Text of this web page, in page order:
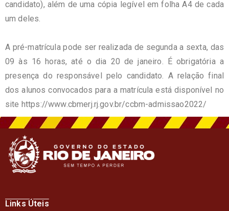
candidato), além de uma cópia legível em folha A4 de cada
um deles.
A pré-matrícula pode ser realizada de segunda a sexta, das
09 às 16 horas, até o dia 20 de janeiro. É obrigatória a
presença do responsável pelo candidato. A relação final
dos alunos convocados para a matrícula está disponível no
site https://www.cbmerj.rj.gov.br/ccbm-admissao2022/
Links Úteis